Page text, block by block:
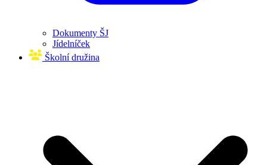
Dokumenty ŠJ
Jídelníček
Školní družina